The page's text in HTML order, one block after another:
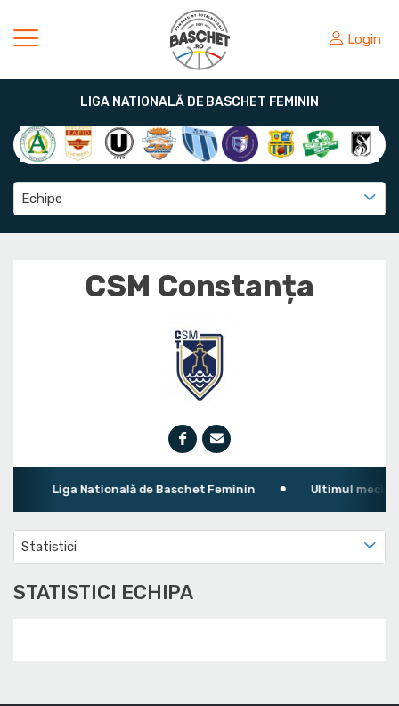
Login
LIGA NATIONALĂ DE BASCHET FEMININ
Echipe
CSM Constanța
Liga Natională de Baschet Feminin Ultimul meci:
Statistici
STATISTICI ECHIPA